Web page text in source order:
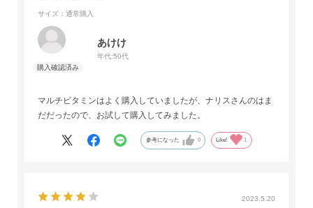
サイズ：通常購入
あけけ
年代:50代
マルチビタミンはよく購入していましたが、ナリスさんのはま
だだったので、お試して購入してみました。
参考になった 0 Like! 1
2023.5.20